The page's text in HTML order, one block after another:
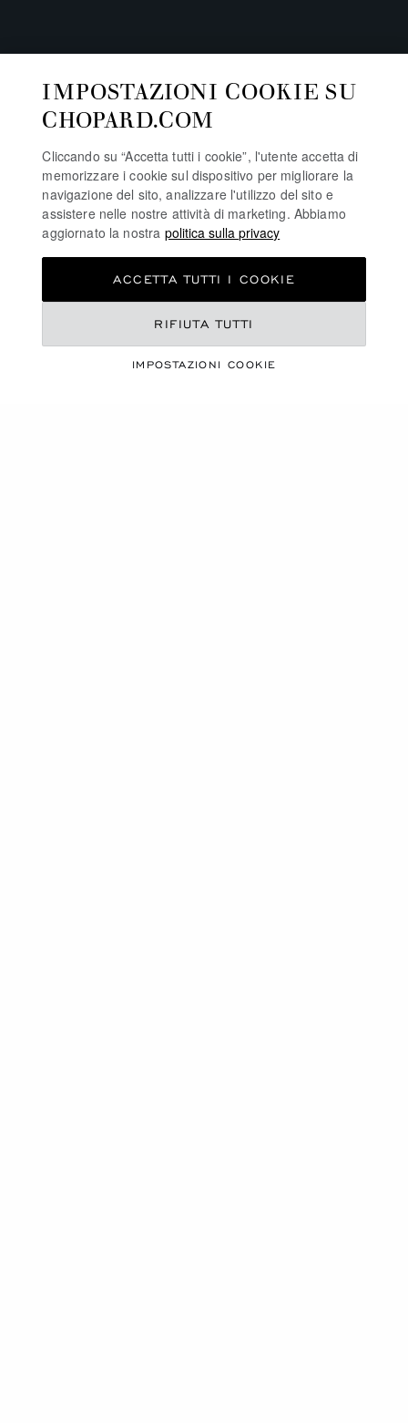
COLLEZIONE
HAPPY HEARTS
IMPOSTAZIONI COOKIE SU
CHOPARD.COM
Cliccando su “Accetta tutti i cookie”, l'utente accetta di
memorizzare i cookie sul dispositivo per migliorare la
navigazione del sito, analizzare l'utilizzo del sito e
assistere nelle nostre attività di marketing. Abbiamo
aggiornato la nostra politica sulla privacy
IMPOSTAZIONI COOKIE
RIFIUTA TUTTI
ACCETTA TUTTI I COOKIE